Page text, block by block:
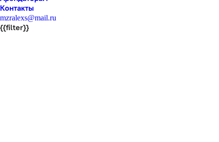
Контакты
mzralexs@mail.ru
{{filter}}